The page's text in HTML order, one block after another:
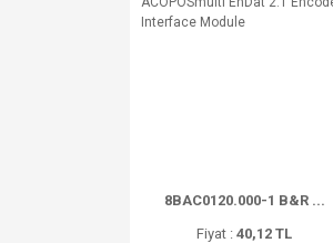
8BAC0120.000-1 B&R ...
Fiyat : 40,12 TL